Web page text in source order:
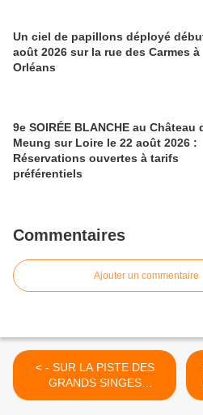
Un ciel de papillons déployé
août 2026 sur la rue des Carmes à
Orléans
9e SOIRÉE BLANCHE au Château
Meung sur Loire le 22 août 2026 :
Réservations ouvertes à tarifs
préférentiels
Commentaires
Ajouter un commentaire
< - SUR LA PISTE DES
GRANDS SINGES
exposition au Jardin des